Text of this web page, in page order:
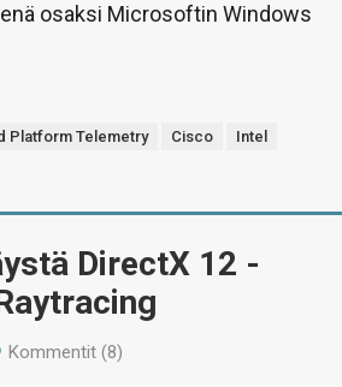
osaksi Microsoftin Windows
Platform Telemetry Cisco
Intel
DirectX 12 -
Kommentit (8)